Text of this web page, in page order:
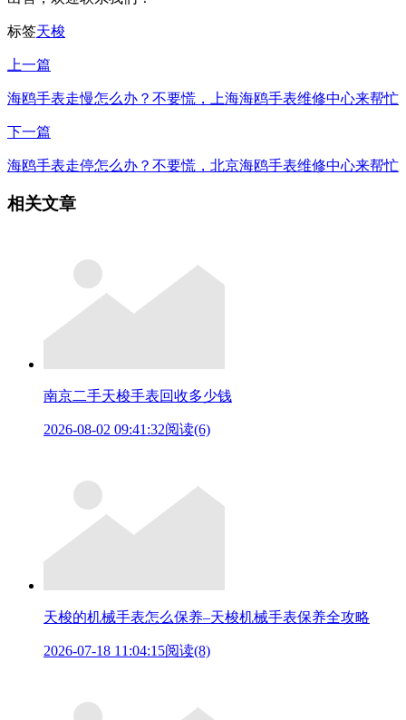
标签天梭
上一篇
海鸥手表走慢怎么办？不要慌，上海海鸥手表维修中心来帮忙
下一篇
海鸥手表走停怎么办？不要慌，北京海鸥手表维修中心来帮忙
相关文章
南京二手天梭手表回收多少钱
2026-08-02 09:41:32阅读(6)
天梭的机械手表怎么保养–天梭机械手表保养全攻略
2026-07-18 11:04:15阅读(8)